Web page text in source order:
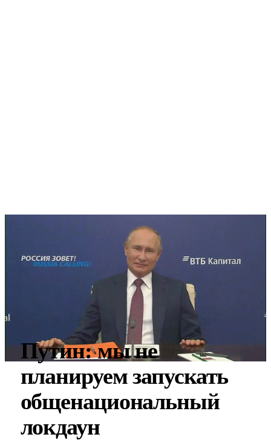
Путин: мы не
планируем запускать
общенациональный
локдаун